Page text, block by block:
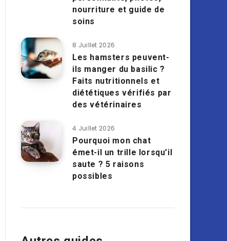
nourriture et guide de
soins
8 Juillet 2026
Les hamsters peuvent-
ils manger du basilic ?
Faits nutritionnels et
diététiques vérifiés par
des vétérinaires
4 Juillet 2026
Pourquoi mon chat
émet-il un trille lorsqu’il
saute ? 5 raisons
possibles